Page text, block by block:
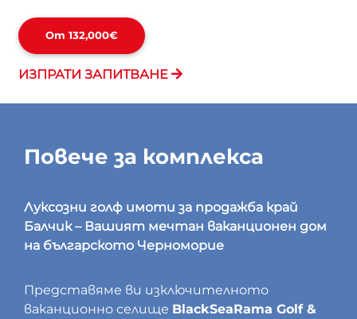
От 132,000€
ИЗПРАТИ ЗАПИТВАНЕ
Повече за комплекса
Луксозни голф имоти за продажба край
Балчик – Вашият мечтан ваканционен дом
на българското Черноморие
Представяме ви изключителното
ваканционно селище BlackSeaRama Golf &